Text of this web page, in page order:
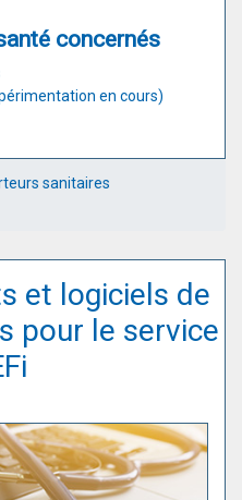
concernés
en cours)
sanitaires
et logiciels de
pour le service